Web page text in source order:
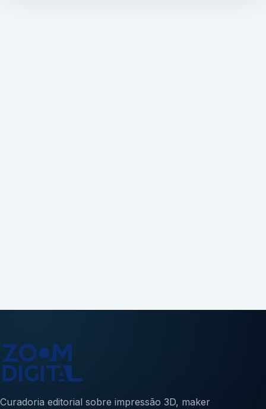
Curadoria editorial sobre impressão 3D, maker